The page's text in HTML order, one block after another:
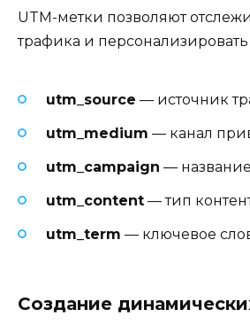
UTM-метки позволяют
трафика и
utm_source — источник
utm_medium — канал
utm_campaign —
utm_content — тип
utm_term — ключевое
Создание